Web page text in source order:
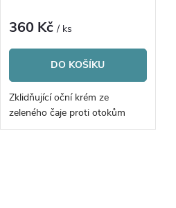
r
o
d
u
p
r
o
d
360 Kč/ ks
DO KOŠÍKU
Zklidňující oční krém ze
zeleného čaje proti otokům